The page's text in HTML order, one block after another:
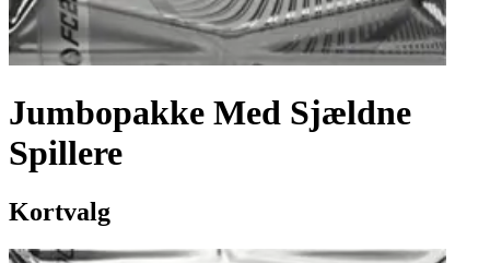
Jumbopakke Med Sjældne
Spillere
Kortvalg